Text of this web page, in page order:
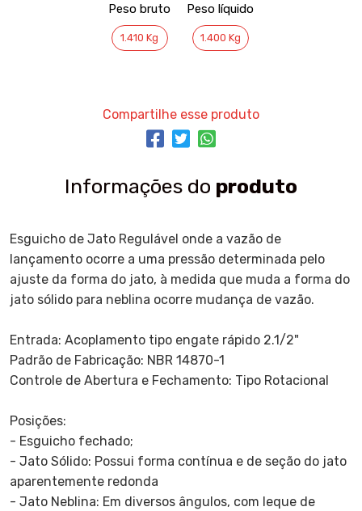
Peso bruto
1.410 Kg
Peso líquido
1.400 Kg
Compartilhe esse produto
Informações do produto
Esguicho de Jato Regulável onde a vazão de
lançamento ocorre a uma pressão determinada pelo
ajuste da forma do jato, à medida que muda a forma do
jato sólido para neblina ocorre mudança de vazão.
Entrada: Acoplamento tipo engate rápido 2.1/2"
Padrão de Fabricação: NBR 14870-1
Controle de Abertura e Fechamento: Tipo Rotacional
Posições:
- Esguicho fechado;
- Jato Sólido: Possui forma contínua e de seção do jato
aparentemente redonda
- Jato Neblina: Em diversos ângulos, com leque de